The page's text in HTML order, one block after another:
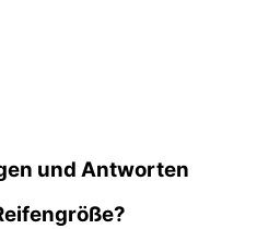
und Antworten